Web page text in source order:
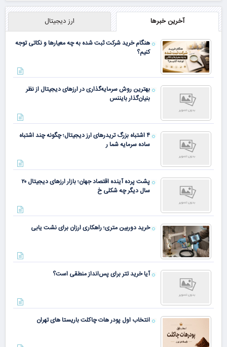
اگه افتادگی پلک
داری
اگر پف پلک
اطراف چشم
آخرین خبرها ارز دیجیتال
هنگام خرید شرکت ثبت شده به چه معیارها و نکاتی توجه
کنیم؟
بهترین روش سرمایه‌گذاری در ارزهای دیجیتال از نظر
بنیان‌گذار بایننس
۴ اشتباه بزرگ تریدرهای ارز دیجیتال؛ چگونه چند اشتباه
ساده سرمایه شما ر
پشت پرده آینده اقتصاد جهان؛ بازار ارزهای دیجیتال ۲۰
سال دیگر چه شکلی خ
خرید دوربین متری؛ راهکاری ارزان برای نشت یابی
آیا خرید تتر برای پس‌انداز منطقی است؟
انتخاب اول پودر هات چاکلت باریستا های تهران